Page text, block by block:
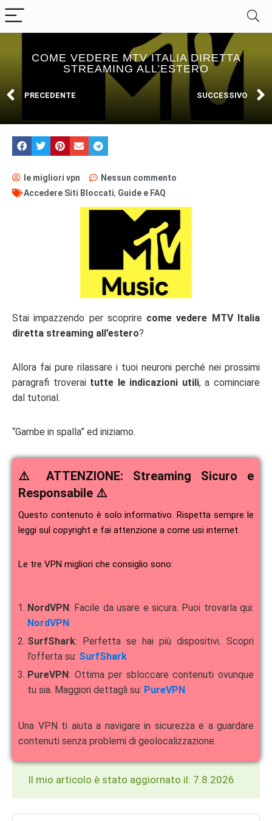
COME VEDERE MTV ITALIA DIRETTA
STREAMING ALL’ESTERO
PRECEDENTE SUCCESSIVO
le migliori vpn
Nessun commento
Accedere Siti Bloccati, Guide e FAQ
Stai impazzendo per scoprire come vedere MTV Italia
diretta streaming all’estero?
Allora fai pure rilassare i tuoi neuroni perché nei prossimi
paragrafi troverai tutte le indicazioni utili, a cominciare
dal tutorial.
“Gambe in spalla” ed iniziamo.
⚠️ ATTENZIONE: Streaming Sicuro e
Responsabile ⚠️
Questo contenuto è solo informativo. Rispetta sempre le
leggi sul copyright e fai attenzione a come usi internet.
Le tre VPN migliori che consiglio sono:
NordVPN: Facile da usare e sicura. Puoi trovarla qui:
NordVPN
SurfShark: Perfetta se hai più dispositivi. Scopri
l’offerta su: SurfShark
PureVPN: Ottima per sbloccare contenuti ovunque
tu sia. Maggiori dettagli su: PureVPN
Una VPN ti aiuta a navigare in sicurezza e a guardare
contenuti senza problemi di geolocalizzazione.
Il mio articolo è stato aggiornato il: 7.8.2026